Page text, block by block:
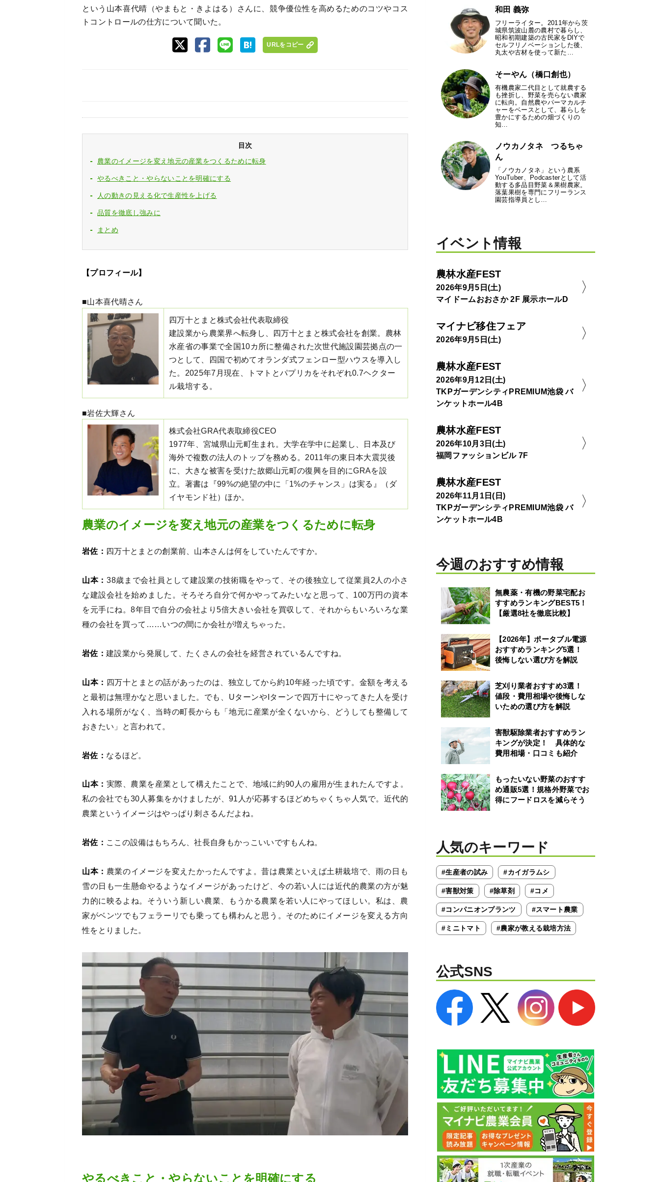
という山本喜代晴（やまもと・きよはる）さんに、競争優位性を高めるためのコツやコス
トコントロールの仕方について聞いた。
URLをコピー
目次
農業のイメージを変え地元の産業をつくるために転身
やるべきこと・やらないことを明確にする
人の動きの見える化で生産性を上げる
品質を徹底し強みに
まとめ
【プロフィール】
■山本喜代晴さん
四万十とまと株式会社代表取締役
建設業から農業界へ転身し、四万十とまと株式会社を創業。農林
水産省の事業で全国10カ所に整備された次世代施設園芸拠点の一
つとして、四国で初めてオランダ式フェンロー型ハウスを導入し
た。2025年7月現在、トマトとパプリカをそれぞれ0.7ヘクター
ル栽培する。
■岩佐大輝さん
株式会社GRA代表取締役CEO
1977年、宮城県山元町生まれ。大学在学中に起業し、日本及び
海外で複数の法人のトップを務める。2011年の東日本大震災後
に、大きな被害を受けた故郷山元町の復興を目的にGRAを設
立。著書は『99%の絶望の中に「1%のチャンス」は実る』（ダ
イヤモンド社）ほか。
農業のイメージを変え地元の産業をつくるために転身
岩佐： 四万十とまとの創業前、山本さんは何をしていたんですか。
山本：38歳まで会社員として建設業の技術職をやって、その後独立して従業員2人の小さ
な建設会社を始めました。そろそろ自分で何かやってみたいなと思って、100万円の資本
を元手にね。8年目で自分の会社より5倍大きい会社を買収して、それからもいろいろな業
種の会社を買って……いつの間にか会社が増えちゃった。
岩佐： 建設業から発展して、たくさんの会社を経営されているんですね。
山本： 四万十とまとの話があったのは、独立してから約10年経った頃です。金額を考える
と最初は無理かなと思いました。でも、UターンやIターンで四万十にやってきた人を受け
入れる場所がなく、当時の町長からも「地元に産業が全くないから、どうしても整備して
おきたい」と言われて。
岩佐： なるほど。
山本： 実際、農業を産業として構えたことで、地域に約90人の雇用が生まれたんですよ。
私の会社でも30人募集をかけましたが、91人が応募するほどめちゃくちゃ人気で。近代的
農業というイメージはやっぱり刺さるんだよね。
岩佐： ここの設備はもちろん、社長自身もかっこいいですもんね。
山本： 農業のイメージを変えたかったんですよ。昔は農業といえば土耕栽培で、雨の日も
雪の日も一生懸命やるようなイメージがあったけど、今の若い人には近代的農業の方が魅
力的に映るよね。そういう新しい農業、もうかる農業を若い人にやってほしい。私は、農
家がベンツでもフェラーリでも乗っても構わんと思う。そのためにイメージを変える方向
性をとりました。
やるべきこと・やらないことを明確にする
和田 義弥
フリーライター。2011年から茨
城県筑波山麓の農村で暮らし、
昭和初期建築の古民家をDIYで
セルフリノベーションした後、
丸太や古材を使って新た…
そーやん（橋口創也）
有機農家二代目として就農する
も挫折し、野菜を売らない農家
に転向。自然農やパーマカルチ
ャーをベースとして、暮らしを
豊かにするための畑づくりの
知…
ノウカノタネ つるちゃ
ん
「ノウカノタネ」という農系
YouTuber、Podcasterとして活
動する多品目野菜＆果樹農家。
落葉果樹を専門にフリーランス
園芸指導員とし…
イベント情報
農林水産FEST
2026年9月5日(土)
マイドームおおさか 2F 展示ホールD
マイナビ移住フェア
2026年9月5日(土)
農林水産FEST
2026年9月12日(土)
TKPガーデンシティPREMIUM池袋 バ
ンケットホール4B
農林水産FEST
2026年10月3日(土)
福岡ファッションビル 7F
農林水産FEST
2026年11月1日(日)
TKPガーデンシティPREMIUM池袋 バ
ンケットホール4B
今週のおすすめ情報
無農薬・有機の野菜宅配お
すすめランキングBEST5！
【厳選8社を徹底比較】
【2026年】ポータブル電源
おすすめランキング5選！
後悔しない選び方を解説
芝刈り業者おすすめ3選！
値段・費用相場や後悔しな
いための選び方を解説
害獣駆除業者おすすめラン
キングが決定！ 具体的な
費用相場・口コミも紹介
もったいない野菜のおすす
め通販5選！規格外野菜でお
得にフードロスを減らそう
人気のキーワード
#生産者の試み #カイガラムシ
#害獣対策 #除草剤 #コメ
#コンパニオンプランツ #スマート農業
#ミニトマト #農家が教える栽培方法
公式SNS